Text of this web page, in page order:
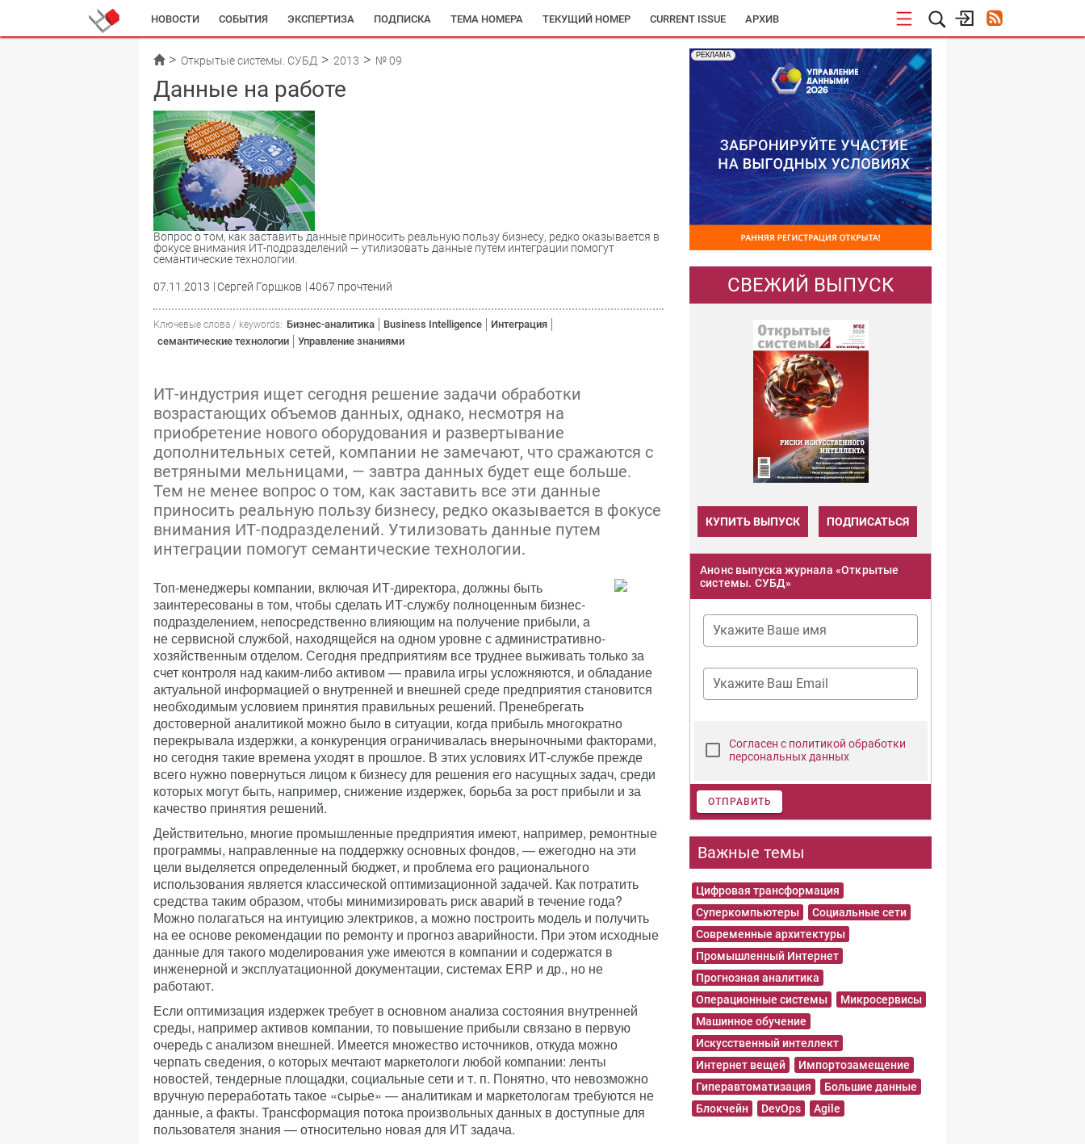
НОВОСТИ СОБЫТИЯ ЭКСПЕРТИЗА ПОДПИСКА ТЕМА НОМЕРА ТЕКУЩИЙ НОМЕР CURRENT ISSUE АРХИВ
Открытые системы. СУБД 2013 № 09
Данные на работе
Вопрос о том, как заставить данные приносить реальную пользу бизнесу, редко оказывается в
фокусе внимания ИТ-подразделений — утилизовать данные путем интеграции помогут
семантические технологии.
07.11.2013 Сергей Горшков 4067 прочтений
Ключевые слова / keywords: Бизнес-аналитика Business Intelligence
Интеграция
семантические технологии
Управление знаниями
ИТ-индустрия ищет сегодня решение задачи обработки
возрастающих объемов данных, однако, несмотря на
приобретение нового оборудования и развертывание
дополнительных сетей, компании не замечают, что сражаются с
ветряными мельницами, — завтра данных будет еще больше.
Тем не менее вопрос о том, как заставить все эти данные
приносить реальную пользу бизнесу, редко оказывается в фокусе
внимания ИТ-подразделений. Утилизовать данные путем
интеграции помогут семантические технологии.
Топ-менеджеры компании, включая ИТ-директора, должны быть
заинтересованы в том, чтобы сделать ИТ-службу полноценным бизнес-
подразделением, непосредственно влияющим на получение прибыли, а
не сервисной службой, находящейся на одном уровне с административно-
хозяйственным отделом. Сегодня предприятиям все труднее выживать только за
счет контроля над каким-либо активом — правила игры усложняются, и обладание
актуальной информацией о внутренней и внешней среде предприятия становится
необходимым условием принятия правильных решений. Пренебрегать
достоверной аналитикой можно было в ситуации, когда прибыль многократно
перекрывала издержки, а конкуренция ограничивалась внерыночными факторами,
но сегодня такие времена уходят в прошлое. В этих условиях ИТ-службе прежде
всего нужно повернуться лицом к бизнесу для решения его насущных задач, среди
которых могут быть, например, снижение издержек, борьба за рост прибыли и за
качество принятия решений.
Действительно, многие промышленные предприятия имеют, например, ремонтные
программы, направленные на поддержку основных фондов, — ежегодно на эти
цели выделяется определенный бюджет, и проблема его рационального
использования является классической оптимизационной задачей. Как потратить
средства таким образом, чтобы минимизировать риск аварий в течение года?
Можно полагаться на интуицию электриков, а можно построить модель и получить
на ее основе рекомендации по ремонту и прогноз аварийности. При этом исходные
данные для такого моделирования уже имеются в компании и содержатся в
инженерной и эксплуатационной документации, системах ERP и др., но не
работают.
Если оптимизация издержек требует в основном анализа состояния внутренней
среды, например активов компании, то повышение прибыли связано в первую
очередь с анализом внешней. Имеется множество источников, откуда можно
черпать сведения, о которых мечтают маркетологи любой компании: ленты
новостей, тендерные площадки, социальные сети и т. п. Понятно, что невозможно
вручную переработать такое «сырье» — аналитикам и маркетологам требуются не
данные, а факты. Трансформация потока произвольных данных в доступные для
пользователя знания — относительно новая для ИТ задача.
РЕКЛАМА
СВЕЖИЙ ВЫПУСК
КУПИТЬ ВЫПУСК ПОДПИСАТЬСЯ
Анонс выпуска журнала «Открытые
системы. СУБД»
Укажите Ваше имя
Укажите Ваш Email
Согласен с политикой обработки
персональных данных
ОТПРАВИТЬ
Важные темы
Цифровая трансформация
Суперкомпьютеры
Социальные сети
Современные архитектуры
Промышленный Интернет
Прогнозная аналитика
Операционные системы
Микросервисы
Машинное обучение
Искусственный интеллект
Интернет вещей
Импортозамещение
Гиперавтоматизация
Большие данные
Блокчейн
DevOps Agile